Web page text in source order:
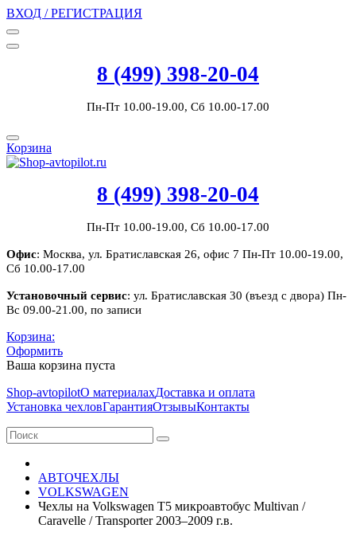
ВХОД / РЕГИСТРАЦИЯ
8 (499) 398-20-04
Пн-Пт 10.00-19.00, Сб 10.00-17.00
Корзина
8 (499) 398-20-04
Пн-Пт 10.00-19.00, Сб 10.00-17.00
Офис: Москва, ул. Братиславская 26, офис 7 Пн-Пт 10.00-19.00,
Сб 10.00-17.00
Установочный сервис: ул. Братиславская 30 (въезд с двора) Пн-
Вс 09.00-21.00, по записи
Корзина:
Оформить
Ваша корзина пуста
Shop-avtopilotО материалахДоставка и оплата
Установка чехловГарантияОтзывыКонтакты
АВТОЧЕХЛЫ
VOLKSWAGEN
Чехлы на Volkswagen T5 микроавтобус Multivan /
Caravelle / Transporter 2003–2009 г.в.